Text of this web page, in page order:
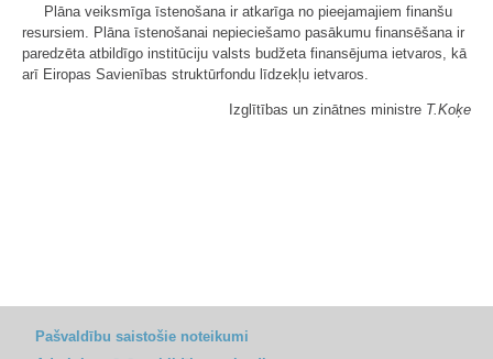
Plāna veiksmīga īstenošana ir atkarīga no pieejamajiem finanšu
resursiem. Plāna īstenošanai nepieciešamo pasākumu finansēšana ir
paredzēta atbildīgo institūciju valsts budžeta finansējuma ietvaros, kā
arī Eiropas Savienības struktūrfondu līdzekļu ietvaros.
Izglītības un zinātnes ministre T.Koķe
Pašvaldību saistošie noteikumi